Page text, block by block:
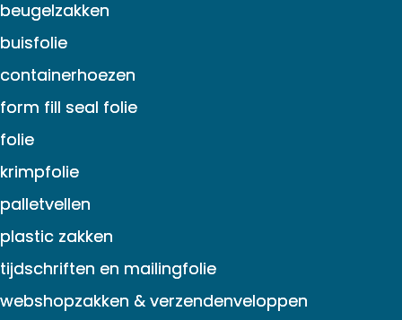
beugelzakken
buisfolie
containerhoezen
form fill seal folie
folie
krimpfolie
palletvellen
plastic zakken
tijdschriften en mailingfolie
webshopzakken & verzendenveloppen